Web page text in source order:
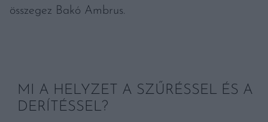
összegez Bakó Ambrus.
MI A HELYZET A SZŰRÉSSEL ÉS A
DERÍTÉSSEL?